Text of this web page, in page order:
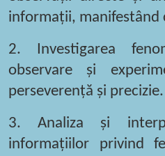
informații, manifestând
2. Investigarea
observare și
perseverență și precizie.
3.Analiza și
informațiilor privind